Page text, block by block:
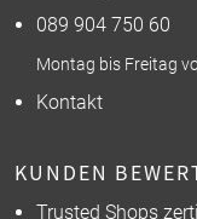
089 904 750 60
Montag bis Freitag
Kontakt
KUNDEN
Trusted Shops